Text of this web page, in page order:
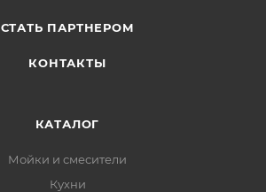
СТАТЬ ПАРТНЕРОМ
КОНТАКТЫ
КАТАЛОГ
Мойки и смесители
Кухни